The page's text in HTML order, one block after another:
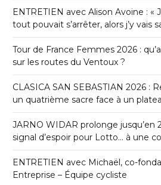
ENTRETIEN avec Alison Avoine : «
tout pouvait s’arrêter, alors j’y vais
Tour de France Femmes 2026 :
sur les routes du Ventoux ?
CLASICA SAN SEBASTIAN 2026 :
un quatrième sacre face à un
JARNO WIDAR prolonge jusqu’en
signal d’espoir pour Lotto… à une
ENTRETIEN avec Michaël, co-
Entreprise – Équipe cycliste